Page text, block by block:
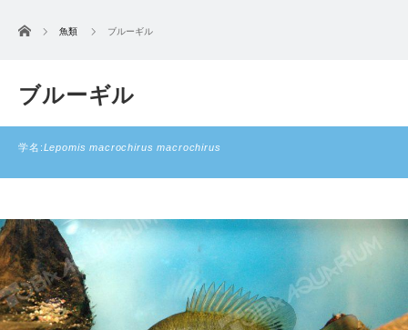
ホーム 魚類 ブルーギル
ブルーギル
学名:Lepomis macrochirus macrochirus